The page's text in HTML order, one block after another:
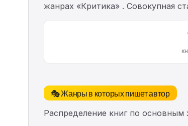
жанрах «Критика» . Совокупная
🎭 Жанры в которых пишет автор
Распределение книг по